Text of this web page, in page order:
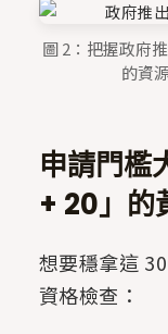
圖 2：把握政府
的資
申請門檻
+ 20」的
想要穩拿這
資格檢查：